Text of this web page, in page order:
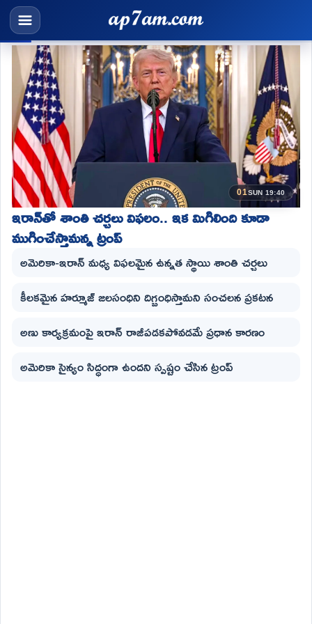
01SUN 19:40
ఇరాన్‌తో శాంతి చర్చలు విఫలం.. ఇక మిగిలింది కూడా
ముగించేస్తామన్న ట్రంప్
అమెరికా-ఇరాన్ మధ్య విఫలమైన ఉన్నత స్థాయి శాంతి చర్చలు
కీలకమైన హర్మూజ్ జలసంధిని దిగ్బంధిస్తామని సంచలన ప్రకటన
అణు కార్యక్రమంపై ఇరాన్ రాజీపడకపోవడమే ప్రధాన కారణం
అమెరికా సైన్యం సిద్ధంగా ఉందని స్పష్టం చేసిన ట్రంప్